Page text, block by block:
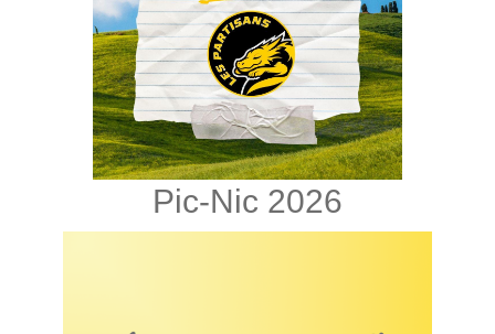
Pic-Nic 2026